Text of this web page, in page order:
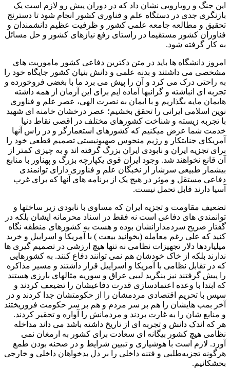
این جنگ و رویارویی نشان داد که در دوران پیش رو لازم است یک
بازنگری جدی در دستگاه علم و فناوری کشور انجام شود تا دسترنج
تحقیق و مطالعه جامعه علمی کشور و ظرفیت عظیم دانشمندان و
فناوران کشور مستقیما در راستای رفع نیازهای کشور و حل مسائل
به کار گرفته شود.
امروز دانشگاه ها باید در متن دکترین دفاعی کشور ماموریت های
مشخصی می داشتند و بدنه علمی و دانش بنیان کشور جایگاه خود را
به راحتی درک می کرد و آن را پیش می برد ما با بغضی فروخورده و
تجربه ای انباشته و گرانبها آماده ایم برای این آرمان از همه داشته
هایمان مایه بگذاریم و با ایمان به نصرت الهی، عصر علم و فناوری
نوین اسلامی ایرانی را تحقق بخشیم؛ عصر درخشان خامنه ای شهید
با تجربه زیسته و شناخت کشورهای مختلف در اقصی نقاط دنیا
خدمت شما عرض میکنیم که کشورهای استعمارگر و در راس آنها
آمریکای جنایتکار و رژیم منحوس صهیونیستی تصمیم قطعی خود را
برای تجزیه ایران و نابودی ایران بزرگ گرفته اند و به چیزی کمتر از
آن قانع نخواهند شد. وجود ایران قوی یکپارچه بزرگ و پهناور با منابع
بیشمار طبیعی سرشار از نخبگان علم و فناوری دارای توانمندی
دفاعی مستقل و موثر در هیچ یک از برنامه های آنها که برای غرب
آسیا دارند قابل تحمل نیست.
تضعیف مقاومت و تجزیه ایران که مساوی با نابودی زیر ساختها و
توانمندی های دفاعی است نه فقط در اسناد محرمانه ایشان بلکه در
گفتار صریح سردمدارانشان بوده و هست به کشورهای منطقه نگاه
کنید که علی رغم معامله (بخوانید بیعت ) با آمریکا و اسراییل و خرید
میلیاردها دلار تجهیزات نظامی نه تنها هیچ ارزشی در تصمیم گیری ها
ندارند بلکه از خاک خودشان هم نمی توانند دفاع کنند. به کشورهایی
که در تقابل نظامی با آمریکا و اسراییل قرار داشتند و مسیر مذاکره
را پیش گرفتند نیز بنگرید لیبی عراق و سوریه مثالهای بارزی هستند
که ابتدا با وعده اعتمادسازی قدرت دفاعیشان را تضیعف کردند و
سپس با تحریم اقتصادی مردمشان را از حکومتشان جدا کردند و در
آخر بمب هایشان را هم بر سر مردم و هم بر سر حکومت فروریختند
و منابع شان را به غارت بردند و مردمانش را آواره و تحقیر کردند.
هر که اندک دانش و تجربه ای از تاریخ داشته باشد می داند مداخله
نظامی هیچ کشور بیگانه ای سعادت برای کشور به ارمغان نمی
آورد. لازم است با هوشیاری و تبیین شرایط و در صحنه بودن طمع
هرگونه تجزیه‌طلبی و فتنه داخلی را بر دل بدخواهان داخلی و خارجی
بخشکانیم.